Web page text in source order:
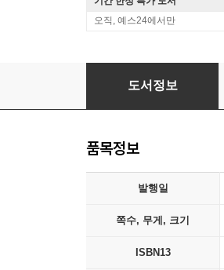
오직, 예스24에서만
대관령에 오시려거든
도서정보
품목정보
발행일
쪽수, 무게, 크기
ISBN13